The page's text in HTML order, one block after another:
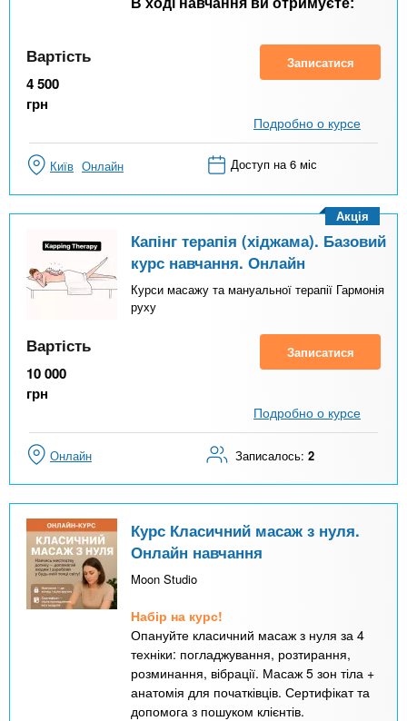
Вартість
4 500
грн
Записатися
Подробно о курсе
Київ Онлайн Доступ на 6 міс
Капінг терапія (хіджама). Базовий
курс навчання. Онлайн
Курси масажу та мануальної терапії Гармонія
руху
Акція
Вартість
10 000
грн
Записатися
Подробно о курсе
Онлайн Записалось: 2
Курс Класичний масаж з нуля.
Онлайн навчання
Moon Studio
Набір на курс!
Опануйте класичний масаж з нуля за 4
техніки: погладжування, розтирання,
розминання, вібрації. Масаж 5 зон тіла +
анатомія для початківців. Сертифікат та
допомога з пошуком клієнтів.